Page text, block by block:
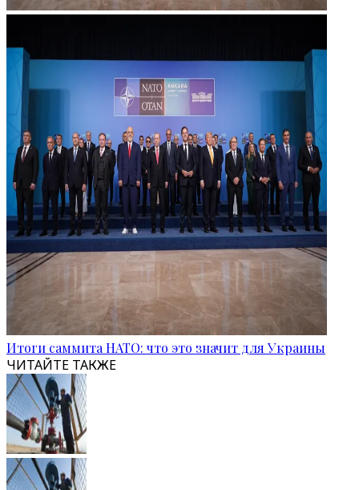
Итоги саммита НАТО: что это значит для Украины
ЧИТАЙТЕ ТАКЖЕ